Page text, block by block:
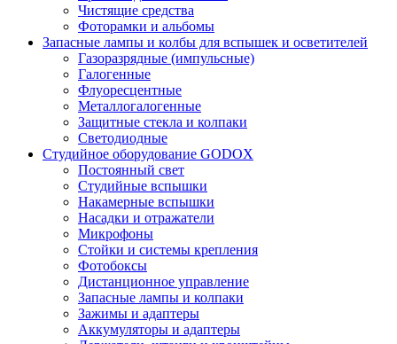
Чистящие средства
Фоторамки и альбомы
Запасные лампы и колбы для вспышек и осветителей
Газоразрядные (импульсные)
Галогенные
Флуоресцентные
Металлогалогенные
Защитные стекла и колпаки
Светодиодные
Студийное оборудование GODOX
Постоянный свет
Студийные вспышки
Накамерные вспышки
Насадки и отражатели
Микрофоны
Стойки и системы крепления
Фотобоксы
Дистанционное управление
Запасные лампы и колпаки
Зажимы и адаптеры
Аккумуляторы и адаптеры